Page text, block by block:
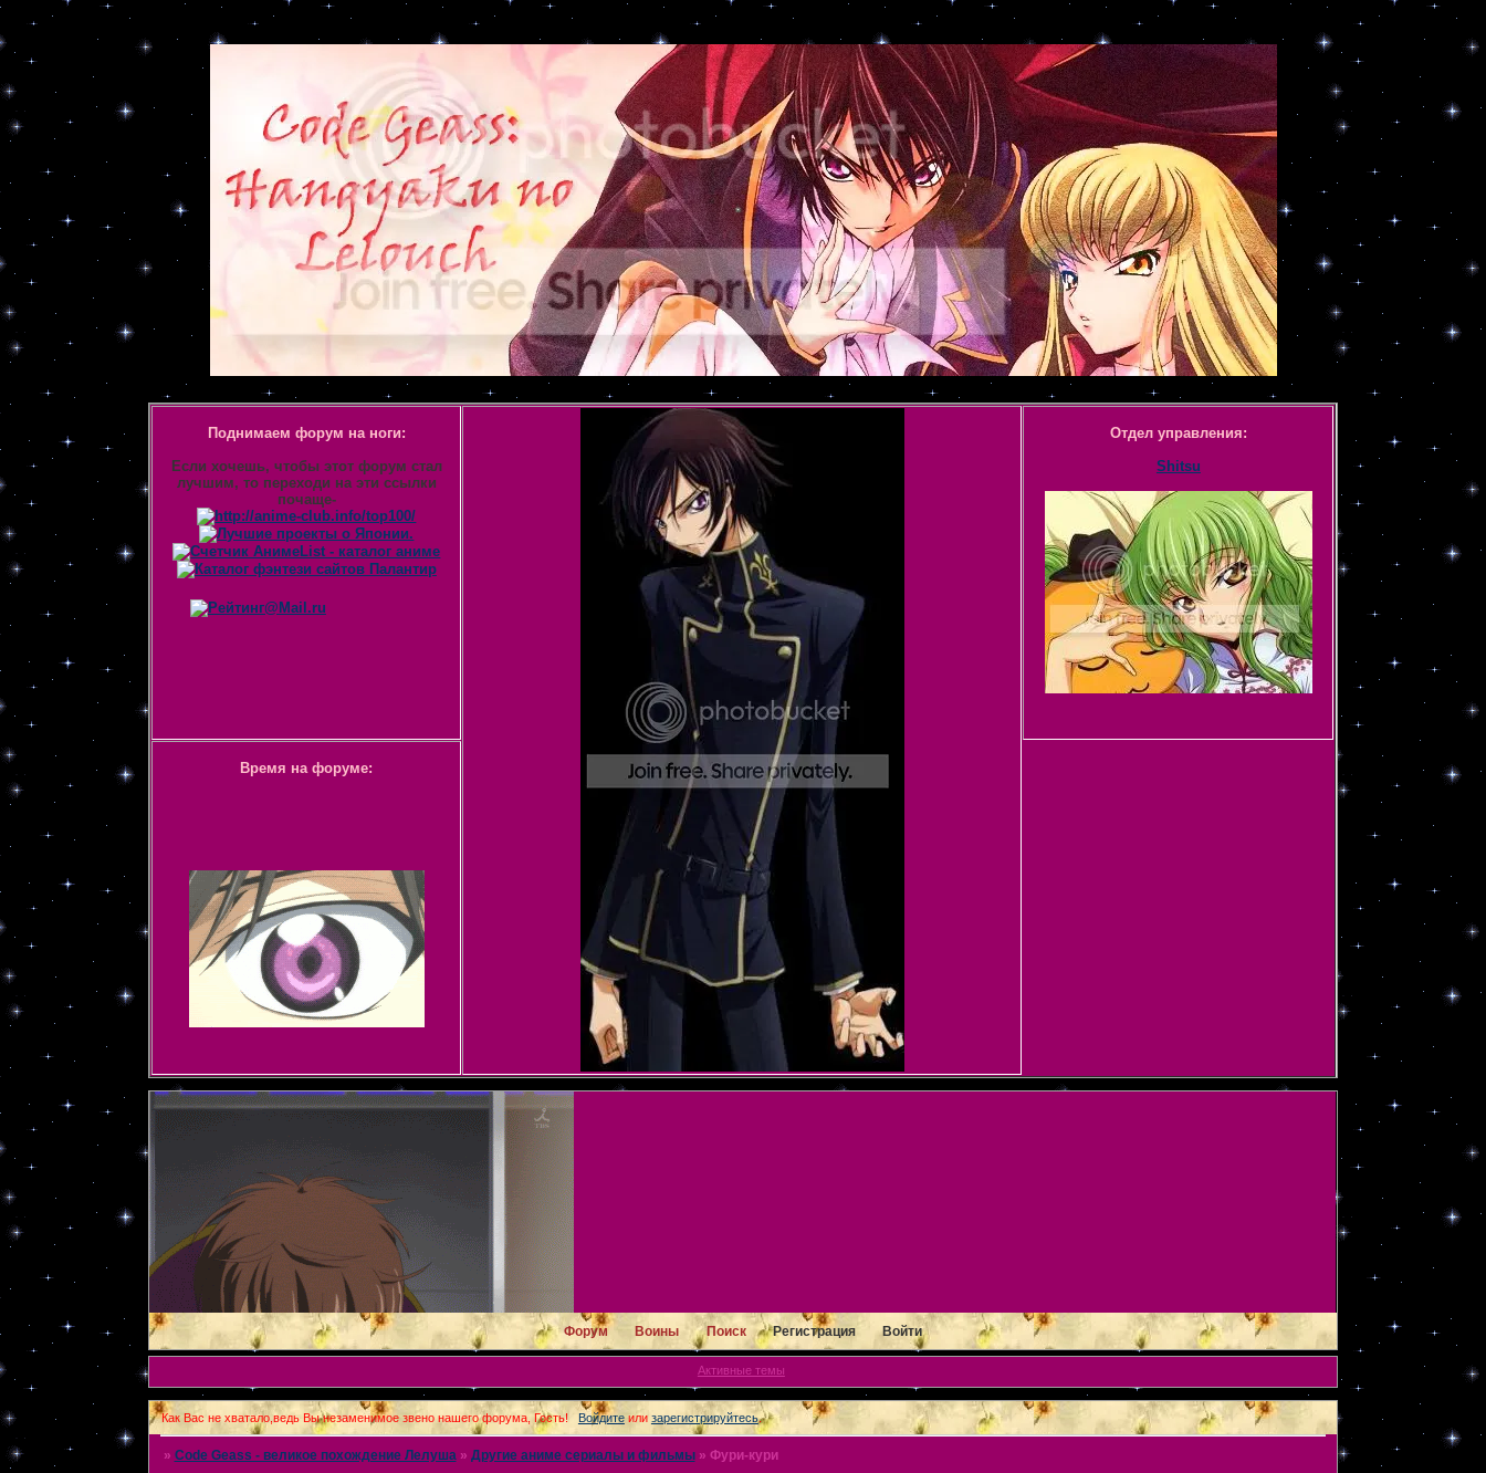
Поднимаем форум на ноги:
Если хочешь, чтобы этот форум стал
лучшим, то переходи на эти ссылки
почаще-
Отдел управления:
Shitsu
Время на форуме:
Форум Воины Поиск Регистрация Войти
Активные темы
Как Вас не хватало,ведь Вы незаменимое звено нашего форума, Гость! Войдитеили зарегистрируйтесь.
» Code Geass - великое похождение Лелуша » Другие аниме сериалы и фильмы » Фури-кури